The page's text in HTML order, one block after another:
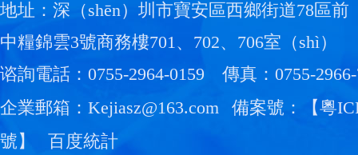
地址：深（shēn）圳市寶安區西鄉街道78區前
中糧錦雲3號商務樓701、702、706室（shì）
谘詢電話：0755-2964-0159
傳真：0755-
企業郵箱：Kejiasz@163.com
備案號：【粵
號 】 百度統計